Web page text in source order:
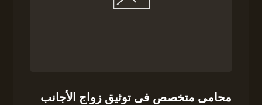
محامى متخصص فى توثيق زواج الأجانب